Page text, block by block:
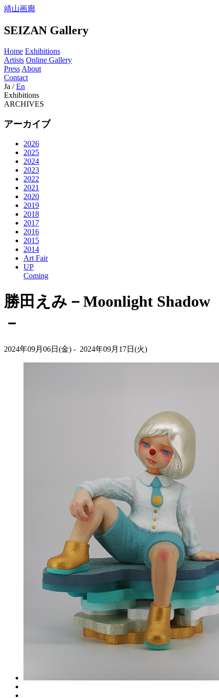
靖山画廊
SEIZAN Gallery
Home Exhibitions
Artists Online Gallery
Press About
Contact
Ja / En
Exhibitions
ARCHIVES
アーカイブ
2026
2025
2024
2023
2022
2021
2020
2019
2018
2017
2016
2015
2014
Art Fair
UP
Coming
勝田えみ－Moonlight Shadow
－
2024年09月06日(金) - 2024年09月17日(火)